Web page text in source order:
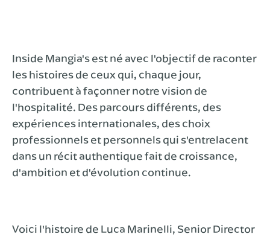
Inside Mangia's est né avec l'objectif de raconter
les histoires de ceux qui, chaque jour,
contribuent à façonner notre vision de
l'hospitalité. Des parcours différents, des
expériences internationales, des choix
professionnels et personnels qui s'entrelacent
dans un récit authentique fait de croissance,
d'ambition et d'évolution continue.
Voici l'histoire de Luca Marinelli, Senior Director